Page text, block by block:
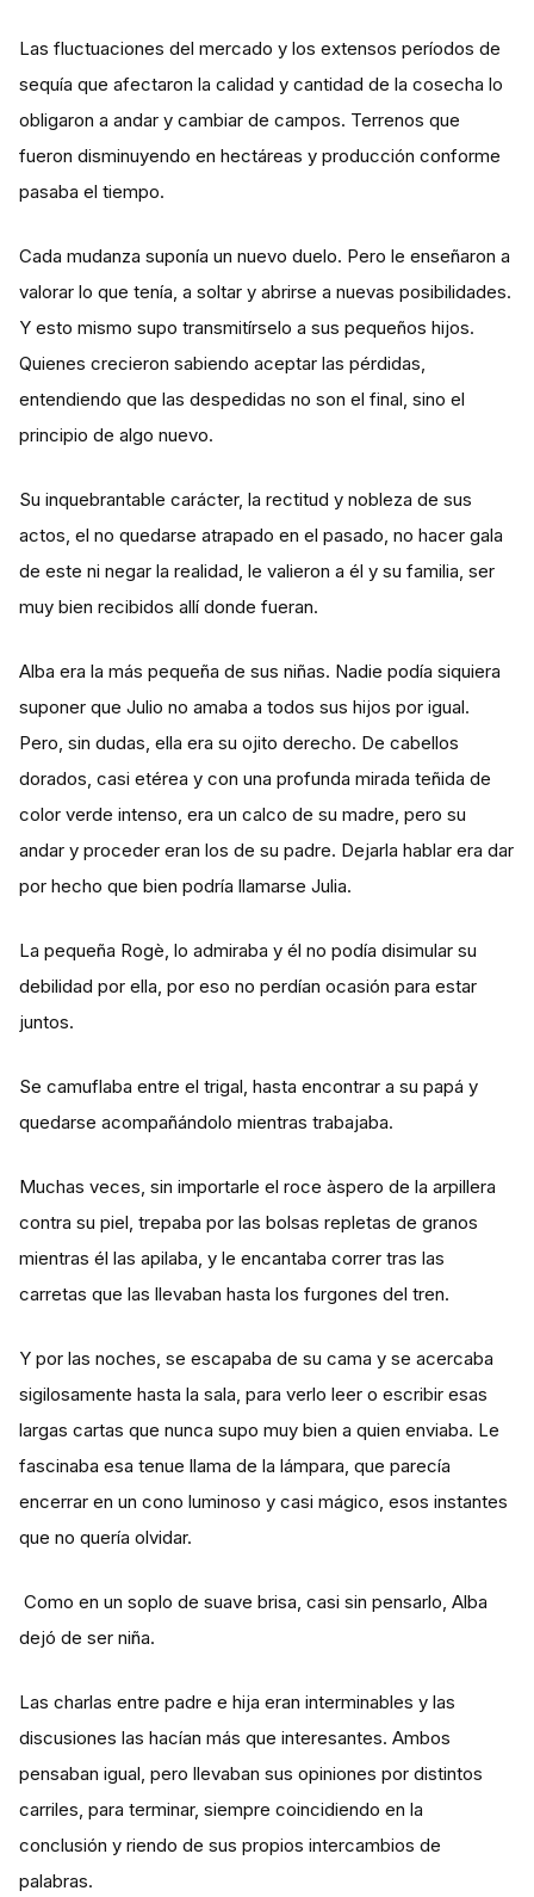
Las fluctuaciones del mercado y los extensos períodos de
sequía que afectaron la calidad y cantidad de la cosecha lo
obligaron a andar y cambiar de campos. Terrenos que
fueron disminuyendo en hectáreas y producción conforme
pasaba el tiempo.
Cada mudanza suponía un nuevo duelo. Pero le enseñaron a
valorar lo que tenía, a soltar y abrirse a nuevas posibilidades.
Y esto mismo supo transmitírselo a sus pequeños hijos.
Quienes crecieron sabiendo aceptar las pérdidas,
entendiendo que las despedidas no son el final, sino el
principio de algo nuevo.
Su inquebrantable carácter, la rectitud y nobleza de sus
actos, el no quedarse atrapado en el pasado, no hacer gala
de este ni negar la realidad, le valieron a él y su familia, ser
muy bien recibidos allí donde fueran.
Alba era la más pequeña de sus niñas. Nadie podía siquiera
suponer que Julio no amaba a todos sus hijos por igual.
Pero, sin dudas, ella era su ojito derecho. De cabellos
dorados, casi etérea y con una profunda mirada teñida de
color verde intenso, era un calco de su madre, pero su
andar y proceder eran los de su padre. Dejarla hablar era dar
por hecho que bien podría llamarse Julia.
La pequeña Rogè, lo admiraba y él no podía disimular su
debilidad por ella, por eso no perdían ocasión para estar
juntos.
Se camuflaba entre el trigal, hasta encontrar a su papá y
quedarse acompañándolo mientras trabajaba.
Muchas veces, sin importarle el roce àspero de la arpillera
contra su piel, trepaba por las bolsas repletas de granos
mientras él las apilaba, y le encantaba correr tras las
carretas que las llevaban hasta los furgones del tren.
Y por las noches, se escapaba de su cama y se acercaba
sigilosamente hasta la sala, para verlo leer o escribir esas
largas cartas que nunca supo muy bien a quien enviaba. Le
fascinaba esa tenue llama de la lámpara, que parecía
encerrar en un cono luminoso y casi mágico, esos instantes
que no quería olvidar.
Como en un soplo de suave brisa, casi sin pensarlo, Alba
dejó de ser niña.
Las charlas entre padre e hija eran interminables y las
discusiones las hacían más que interesantes. Ambos
pensaban igual, pero llevaban sus opiniones por distintos
carriles, para terminar, siempre coincidiendo en la
conclusión y riendo de sus propios intercambios de
palabras.